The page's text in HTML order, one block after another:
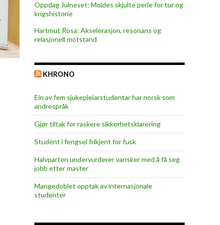
Oppdag Julneset: Moldes skjulte perle for tur og
krigshistorie
Hartmut Rosa: Akselerasjon, resonans og
relasjonell motstand
KHRONO
Ein av fem sjukepleiar­studentar har norsk som
andrespråk
Gjør tiltak for raskere sikkerhets­klarering
Student i fengsel frikjent for fusk
Halvparten undervurderer vansker med å få seg
jobb etter master
Mangedoblet opptak av internasjonale
studenter